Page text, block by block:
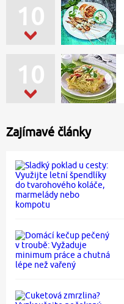
10
10
Zajímavé články